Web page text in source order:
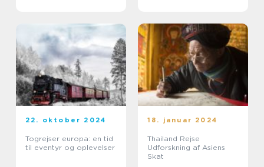
22. oktober 2024
Togrejser europa: en tid
til eventyr og oplevelser
18. januar 2024
Thailand Rejse
Udforskning af Asiens
Skat